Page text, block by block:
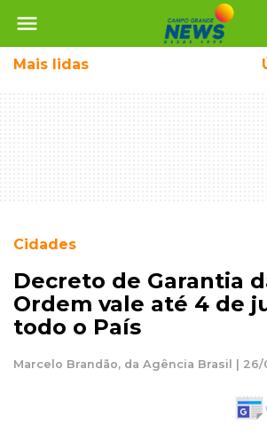
menu
Mais lidas
Cidades
Decreto de Garantia
Ordem vale até 4 de
todo o País
Marcelo Brandão, da Agência Brasil | 26/